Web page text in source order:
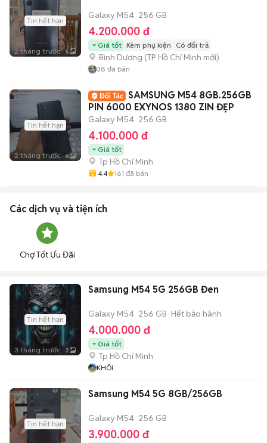
Tin hết hạn
2 tháng trước 5
Galaxy M54 256 GB
4.200.000 đ
Giá tốt Kèm phụ kiện Có đổi trả
Bình Dương (TP Hồ Chí Minh mới)
38 đã bán
Tin hết hạn
2 tháng trước 6
SAMSUNG M54 8GB.256GB
PIN 6000 EXYNOS 1380 ZIN ĐẸP
Galaxy M54 256 GB
4.100.000 đ
Giá tốt
Tp Hồ Chí Minh
4.4 161 đã bán
Các dịch vụ và tiện ích
Chợ Tốt Ưu Đãi
Tin hết hạn
3 tháng trước 2
Samsung M54 5G 256GB Đen
Galaxy M54 256 GB Hết bảo hành
4.000.000 đ
Giá tốt
Tp Hồ Chí Minh
KHÔI
Tin hết hạn
Samsung M54 5G 8GB/256GB
Galaxy M54 256 GB
3.900.000 đ